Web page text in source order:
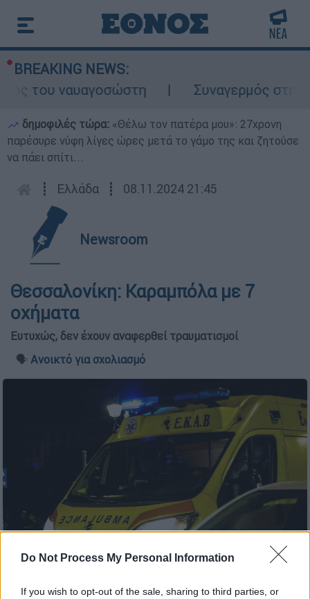
Do Not Process My Personal Information
If you wish to opt-out of the sale, sharing to third parties, or
BREAKING NEWS:
του ναυαγοσώστη
Συναγερμός στην
δημοφιλές τώρα: «Θέλω τον πατέρα μου»: 27χρονη
παρέσυρε νύφη λίγες ώρες μετά το γάμο της και ζητούσε
να πάει σπίτι...
┋ Ελλάδα ┋ 08.11.2024 21:45
Newsroom
Θεσσαλονίκη: Καραμπόλα με 7
οχήματα
Ευτυχώς, δεν έχουν αναφερθεί τραυματισμοί
🗣️ Ανοικτό για σχολιασμό
ΕΚΑΒ (EUROKINISSI)